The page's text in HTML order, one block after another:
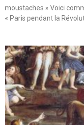
moustaches » Voici
« Paris pendant la